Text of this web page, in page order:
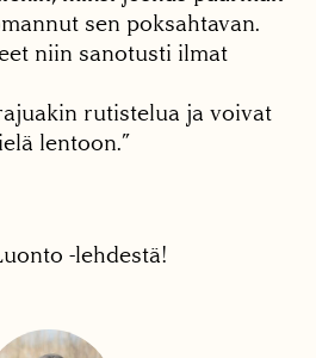
sen poksahtavan.
niin sanotusti ilmat
rutistelua ja voivat
lentoon.”
-lehdestä!